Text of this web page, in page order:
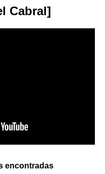
Cabral]
encontradas